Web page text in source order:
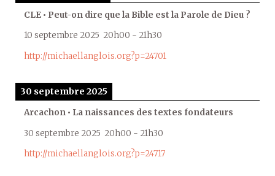
CLE • Peut-on dire que la Bible est la Parole de Dieu ?
10 septembre 2025 20h00 - 21h30
http://michaellanglois.org?p=24701
30 septembre 2025
Arcachon • La naissances des textes fondateurs
30 septembre 2025 20h00 - 21h30
http://michaellanglois.org?p=24717